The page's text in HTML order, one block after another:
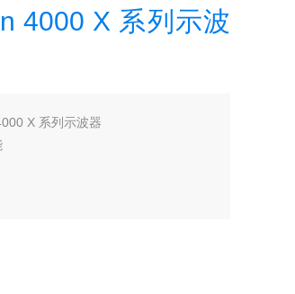
4000 X 系列示波
X 系列示波器